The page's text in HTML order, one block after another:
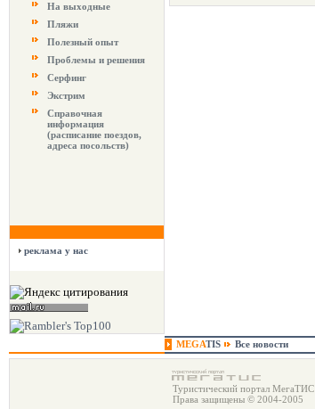
На выходные
Пляжи
Полезный опыт
Проблемы и решения
Серфинг
Экстрим
Справочная
информация
(расписание поездов,
адреса посольств)
реклама у нас
MEGATIS Все новости
Туристический портал МегаТИС
Права защищены © 2004-2005